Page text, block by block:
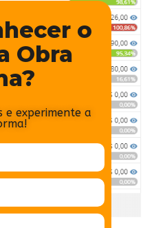
o
Obra
e experimente a